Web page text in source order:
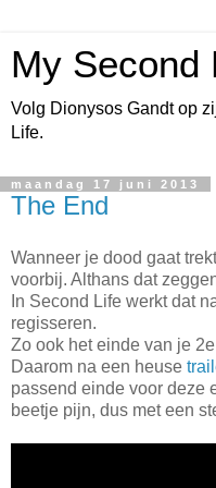
My Second
Volg Dionysos Gandt op
Life.
maandag 17 juni 2013
The End
Wanneer je dood gaat
voorbij. Althans dat
In Second Life werkt dat
regisseren.
Zo ook het einde van je
Daarom na een heuse
passend einde voor deze
beetje pijn, dus met een